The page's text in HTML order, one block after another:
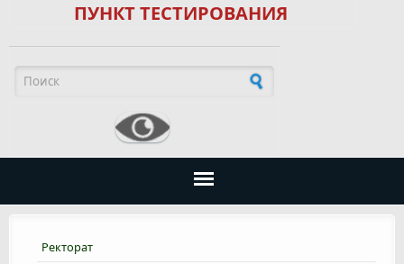
ПУНКТ ТЕСТИРОВАНИЯ
Ректорат